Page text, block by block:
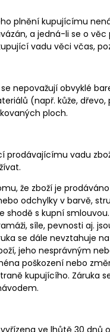
plnění kupujícímu
a jedná-li se o
vadu věci včas,
nepovažují obvyklé
(např. kůže,
ploch.
prodávajícímu vadu
že zboží je
odchylky v barvě,
shodě s kupní
síle, pevnosti aj.
se dále nevztahuje
jeho nesprávným
poškození nebo
kupujícího. Záruka